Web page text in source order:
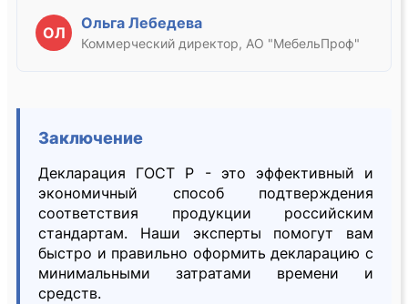
ОЛ
Ольга Лебедева
Коммерческий директор, АО "МебельПроф"
Заключение
Декларация ГОСТ Р - это эффективный и
экономичный способ подтверждения
соответствия продукции российским
стандартам. Наши эксперты помогут вам
быстро и правильно оформить декларацию с
минимальными затратами времени и
средств.